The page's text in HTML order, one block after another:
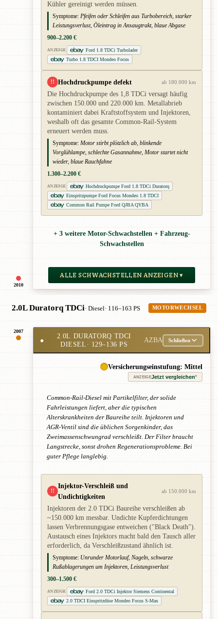
2010
Kühler gereinigt werden müssen.
Symptome: Pfeifen oder Schleifen aus Turbobereich, starker
Leistungsverlust, Öleintrag in Ansaugtrakt, blaue Abgase
900–2.200 €
ANZEIGE
Ford 1.8 TDCi Turbolader
Turbo 1.8 TDCI Mondeo Focus
!! Hochdruckpumpe defekt ab 180.000 km
Die Hochdruckpumpe des 1,8 TDCi versagt häufig
zwischen 150.000 und 220.000 km. Metallabrieb
kontaminiert dabei Kraftstoffsystem und Injektoren,
weshalb oft das gesamte Common-Rail-System
erneuert werden muss.
Symptome: Motor stirbt plötzlich ab, blinkende
Vorglühlampe, schlechte Gasannahme, Motor startet nicht
wieder, blaue Rauchfahne
1.300–2.200 €
ANZEIGE
Hochdruckpumpe Ford 1.8 TDCi Duratorq
Einspritzpumpe Ford Focus Mondeo 1.8 TDCI
Common Rail Pumpe Ford QJBA QYBA
+ 3 weitere Motor-Schwachstellen + Fahrzeug-
Schwachstellen
ALLE SCHWACHSTELLEN ANZEIGEN ▾
2.0L Duratorq TDCi· Diesel· 116–163 PS MOTORWECHSEL
2007
●
2.0L DURATORQ TDCI
DIESEL· 129–136 PS
AZBA Schließen
Versicherungseinstufung: Mittel
ANZEIGEJetzt vergleichen*
Common-Rail-Diesel mit Partikelfilter, der solide
Fahrleistungen liefert, aber die typischen
Alterskrankheiten der Baureihe teilt. Injektoren und
AGR-Ventil sind die üblichen Sorgenkinder, das
Zweimassenschwungrad verschleißt. Der Filter braucht
Langstrecke, sonst drohen Regenerationsprobleme. Bei
guter Pflege langlebig.
!!
Injektor-Verschleiß und
Undichtigkeiten
ab 150.000 km
Injektoren der 2.0 TDCi Baureihe verschleißen ab
~150.000 km messbar. Undichte Kupferdichtungen
lassen Verbrennungsgase entweichen ("Black Death").
Austausch eines Injektors macht bald den Tausch aller
erforderlich, da Verschleißzustand ähnlich ist.
Symptome: Unrunder Motorlauf, Nageln, schwarze
Rußablagerungen um Injektoren, Leistungsverlust
300–1.500 €
ANZEIGE
Ford 2.0 TDCi Injektor Siemens Continental
2.0 TDCI Einspritzdüse Mondeo Focus S-Max